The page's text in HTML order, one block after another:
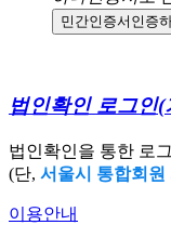
민간인증서 인증
법인확인 로그인(
법인확인을 통한 로
(단, 서울시 통합회원
이용안내